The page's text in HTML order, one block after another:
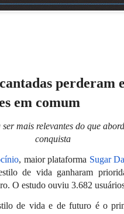
perderam
em comum
mais relevantes do que
conquista
, maior plataforma Sugar
de vida ganharam
O estudo ouviu 3.682
de vida e de futuro é o